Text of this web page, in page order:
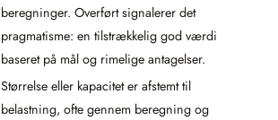
beregninger. Overført signalerer det
pragmatisme: en tilstrækkelig god værdi
baseret på mål og rimelige antagelser.
Størrelse eller kapacitet er afstemt til
belastning, ofte gennem beregning og